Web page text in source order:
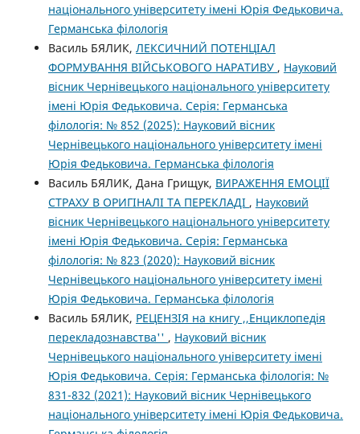
національного університету імені Юрія Федьковича.
Германська філологія
Василь БЯЛИК, ЛЕКСИЧНИЙ ПОТЕНЦІАЛ
ФОРМУВАННЯ ВІЙСЬКОВОГО НАРАТИВУ , Науковий
вісник Чернівецького національного університету
імені Юрія Федьковича. Серія: Германська
філологія: № 852 (2025): Науковий вісник
Чернівецького національного університету імені
Юрія Федьковича. Германська філологія
Василь БЯЛИК, Дана Грищук, ВИРАЖЕННЯ ЕМОЦІЇ
СТРАХУ В ОРИГІНАЛІ ТА ПЕРЕКЛАДІ , Науковий
вісник Чернівецького національного університету
імені Юрія Федьковича. Серія: Германська
філологія: № 823 (2020): Науковий вісник
Чернівецького національного університету імені
Юрія Федьковича. Германська філологія
Василь БЯЛИК, РЕЦЕНЗІЯ на книгу ,,Енциклопедія
перекладознавства'' , Науковий вісник
Чернівецького національного університету імені
Юрія Федьковича. Серія: Германська філологія: №
831-832 (2021): Науковий вісник Чернівецького
національного університету імені Юрія Федьковича.